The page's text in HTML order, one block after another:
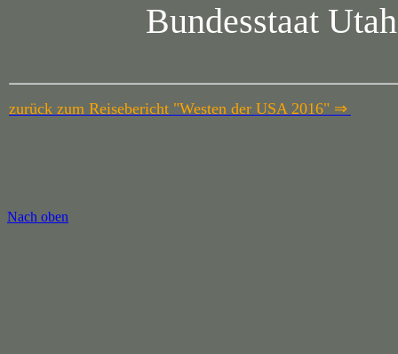
Bundesstaat
zurück zum Reisebericht "Westen der USA 2016" ⇒
Nach oben